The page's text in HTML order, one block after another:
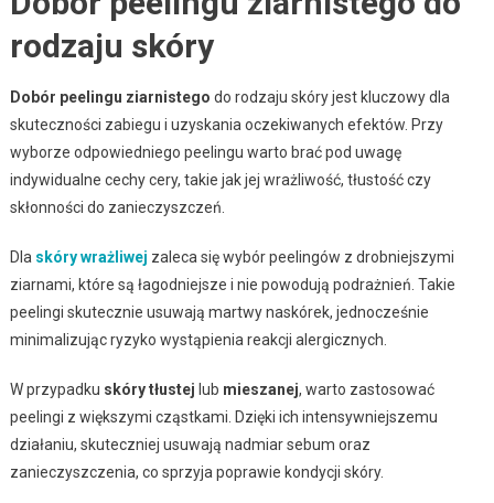
rodzaju skóry
Dobór peelingu ziarnistego do rodzaju skóry jest kluczowy dla
skuteczności zabiegu i uzyskania oczekiwanych efektów. Przy
wyborze odpowiedniego peelingu warto brać pod uwagę
indywidualne cechy cery, takie jak jej wrażliwość, tłustość czy
skłonności do zanieczyszczeń.
Dla skóry wrażliwej zaleca się wybór peelingów z drobniejszymi
ziarnami, które są łagodniejsze i nie powodują podrażnień. Takie
peelingi skutecznie usuwają martwy naskórek, jednocześnie
minimalizując ryzyko wystąpienia reakcji alergicznych.
W przypadku skóry tłustej lub mieszanej, warto zastosować
peelingi z większymi cząstkami. Dzięki ich intensywniejszemu
działaniu, skuteczniej usuwają nadmiar sebum oraz
zanieczyszczenia, co sprzyja poprawie kondycji skóry.